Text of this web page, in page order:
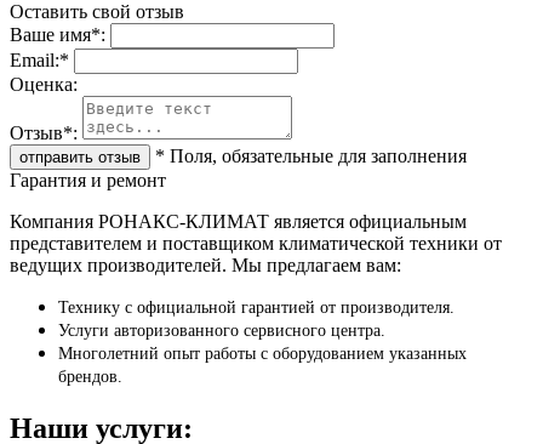
Оставить свой отзыв
Ваше имя*:
Email:*
Oценка:
Отзыв*:
* Поля, обязательные для заполнения
Гарантия и ремонт
Компания РОНАКС-КЛИМАТ является официальным
представителем и поставщиком климатической техники от
ведущих производителей. Мы предлагаем вам:
Технику с официальной гарантией от производителя.
Услуги авторизованного сервисного центра.
Многолетний опыт работы с оборудованием указанных
брендов.
Наши услуги: